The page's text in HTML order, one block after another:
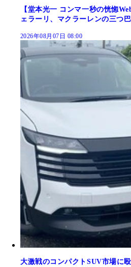
【堂本光一 コンマ一秒の恍惚
ェラーリ、マクラーレンの三つ
2026年08月07日 08:00
大激戦のコンパクトSUV市場に